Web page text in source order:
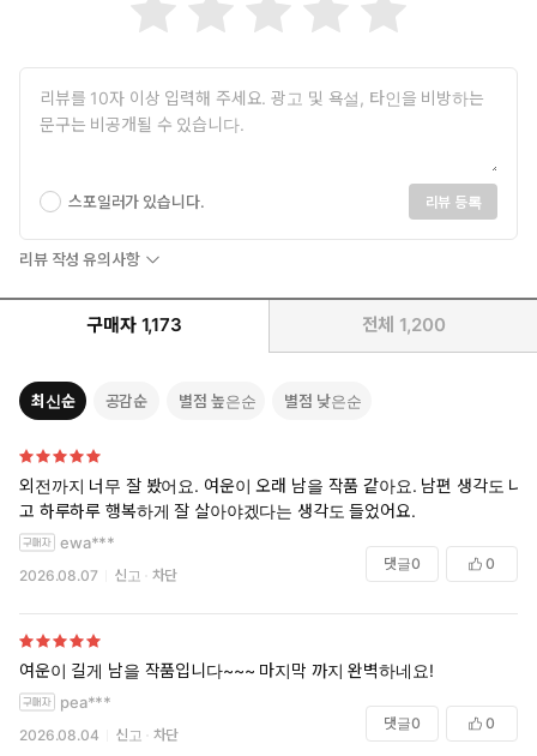
스포일러가 있습니다. 리뷰 등록
리뷰 작성 유의사항
구매자 1,173 전체 1,200
최신순 공감순 별점 높은순 별점 낮은순
외전까지 너무 잘 봤어요. 여운이 오래 남을 작품 같아요. 남편 생각도 나
고 하루하루 행복하게 잘 살아야겠다는 생각도 들었어요.
ewa***
2026.08.07 신고 차단
댓글0 0
여운이 길게 남을 작품입니다~~~ 마지막 까지 완벽하네요!
pea***
2026.08.04 신고 차단
댓글0 0